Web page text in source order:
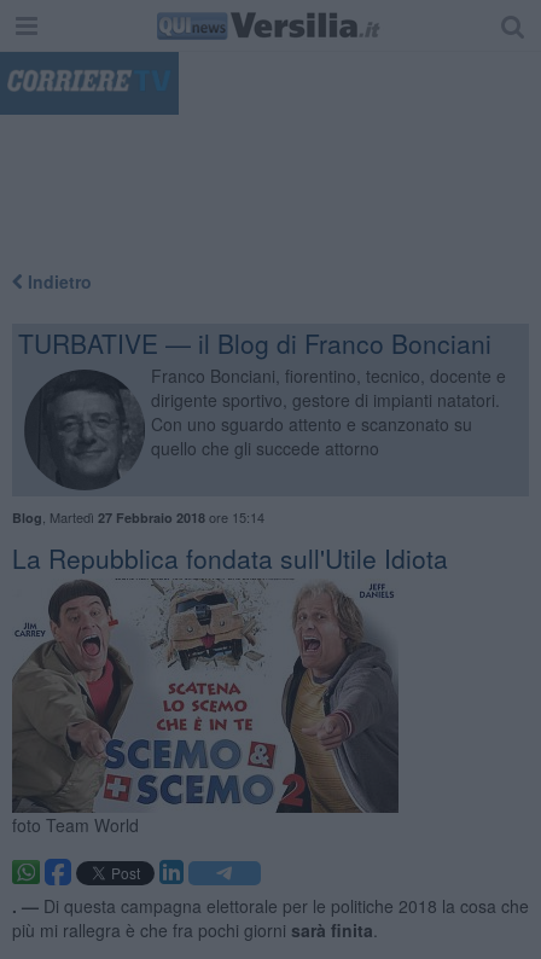
Indietro
TURBATIVE — il Blog di Franco Bonciani
Franco Bonciani, fiorentino, tecnico, docente e
dirigente sportivo, gestore di impianti natatori.
Con uno sguardo attento e scanzonato su
quello che gli succede attorno
Blog Martedì 27 Febbraio 2018ore 15:14
La Repubblica fondata sull'Utile Idiota
foto Team World
. — Di questa campagna elettorale per le politiche 2018 la cosa che
più mi rallegra è che fra pochi giorni sarà finita